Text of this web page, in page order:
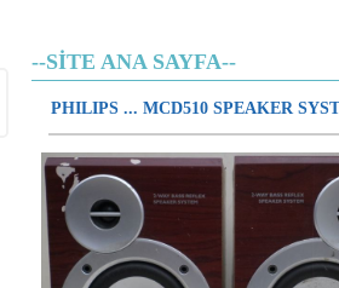
--SİTE ANA SAYFA--
PHILIPS ... MCD510 SPEAKER